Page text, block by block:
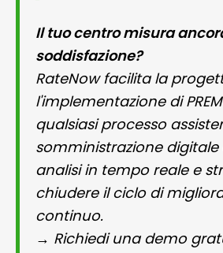
Il tuo centro misura
soddisfazione?
RateNow facilita la
l'implementazione di
qualsiasi processo
somministrazione
analisi in tempo reale e
chiudere il ciclo di
continuo.
→ Richiedi una demo